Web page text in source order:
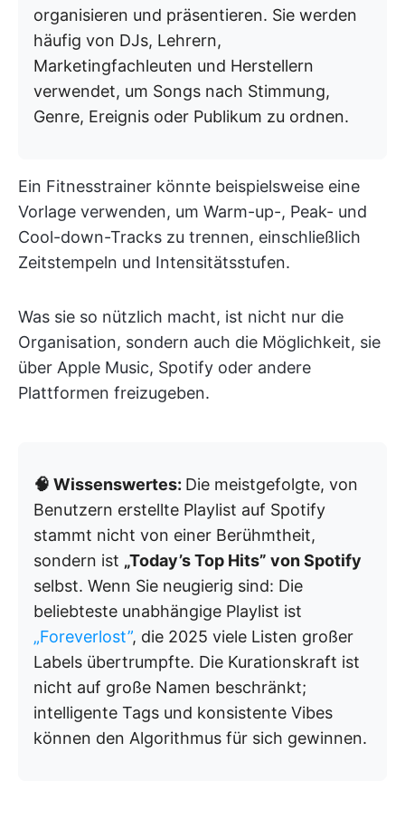
organisieren und präsentieren. Sie werden
häufig von DJs, Lehrern,
Marketingfachleuten und Herstellern
verwendet, um Songs nach Stimmung,
Genre, Ereignis oder Publikum zu ordnen.
Ein Fitnesstrainer könnte beispielsweise eine
Vorlage verwenden, um Warm-up-, Peak- und
Cool-down-Tracks zu trennen, einschließlich
Zeitstempeln und Intensitätsstufen.
Was sie so nützlich macht, ist nicht nur die
Organisation, sondern auch die Möglichkeit, sie
über Apple Music, Spotify oder andere
Plattformen freizugeben.
🧠 Wissenswertes: Die meistgefolgte, von
Benutzern erstellte Playlist auf Spotify
stammt nicht von einer Berühmtheit,
sondern ist „Today’s Top Hits” von Spotify
selbst. Wenn Sie neugierig sind: Die
beliebteste unabhängige Playlist ist
„Foreverlost”, die 2025 viele Listen großer
Labels übertrumpfte. Die Kurationskraft ist
nicht auf große Namen beschränkt;
intelligente Tags und konsistente Vibes
können den Algorithmus für sich gewinnen.